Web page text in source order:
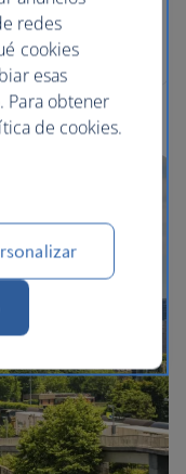
redes
cookies
esas
Para obtener
de cookies.